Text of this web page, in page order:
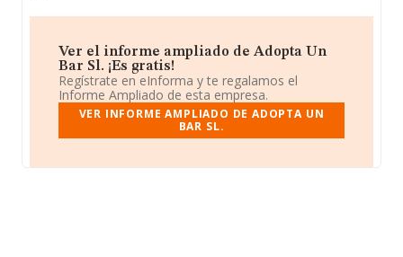
Ver el informe ampliado de Adopta Un
Bar Sl. ¡Es gratis!
Regístrate en eInforma y te regalamos el
Informe Ampliado de esta empresa.
VER INFORME AMPLIADO DE ADOPTA UN
BAR SL.